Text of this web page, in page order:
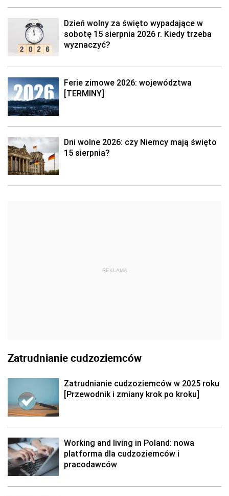
Dzień wolny za święto wypadające w
sobotę 15 sierpnia 2026 r. Kiedy trzeba
wyznaczyć?
Ferie zimowe 2026: województwa
[TERMINY]
Dni wolne 2026: czy Niemcy mają święto
15 sierpnia?
REKLAMA
Zatrudnianie cudzoziemców
Zatrudnianie cudzoziemców w 2025 roku
[Przewodnik i zmiany krok po kroku]
Working and living in Poland: nowa
platforma dla cudzoziemców i
pracodawców